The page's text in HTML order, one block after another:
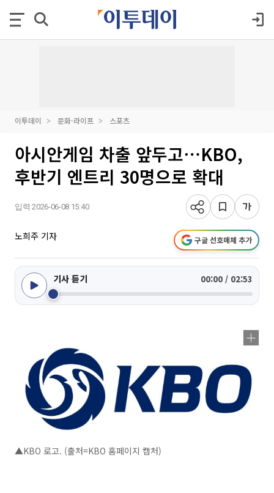
이투데이 문화·라이프 스포츠
아시안게임 차출 앞두고⋯KBO,
후반기 엔트리 30명으로 확대
입력 2026-06-08 15:40
노희주 기자 구글 선호매체 추가
기사 듣기 00:00 / 02:53
▲KBO 로고. (출처=KBO 홈페이지 캡처)